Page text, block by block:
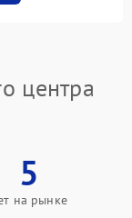
центра
5
на рынке